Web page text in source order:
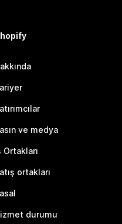
ve medya
Ortakları
ortakları
durumu